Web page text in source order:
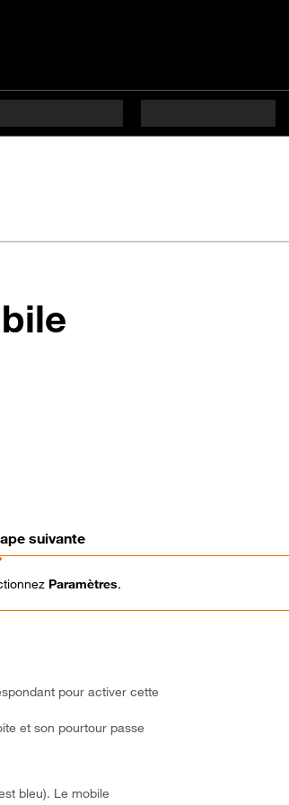
suivante
Paramètres.
pour activer cette
et son pourtour passe
bleu). Le mobile